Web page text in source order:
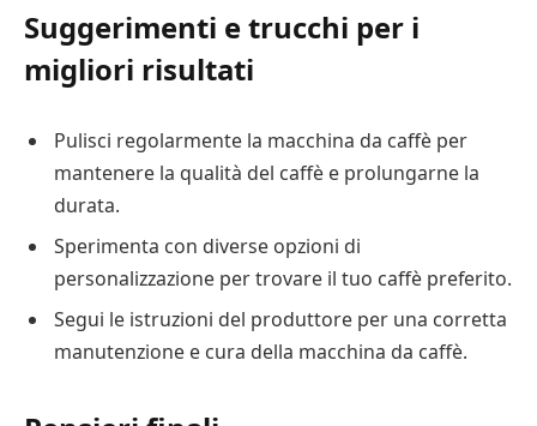
Suggerimenti e trucchi per i
migliori risultati
Pulisci regolarmente la macchina da caffè per
mantenere la qualità del caffè e prolungarne la
durata.
Sperimenta con diverse opzioni di
personalizzazione per trovare il tuo caffè preferito.
Segui le istruzioni del produttore per una corretta
manutenzione e cura della macchina da caffè.